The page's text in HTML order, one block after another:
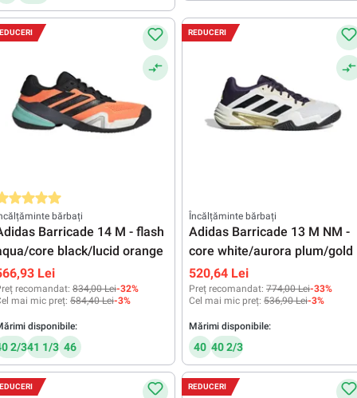
medie de 5 din 5 stele
bărbați
Barricade 14 M - flash
core black/lucid orange
Lei
recomandat: 834,00 Lei-32%
mai mic preț: 584,40 Lei-3%
disponibile:
2/341 1/3 46
REDUCERI
Încălțăminte bărbați
Adidas Barricade 13 M NM -
core white/aurora plum/gold
520,64 Lei
Preț recomandat: 774,00 Lei-33%
Cel mai mic preț: 536,90 Lei-3%
Mărimi disponibile:
40 40 2/3
REDUCERI